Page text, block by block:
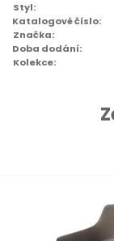
Styl:
Katalogové číslo:
Značka:
Doba dodání:
Kolekce: